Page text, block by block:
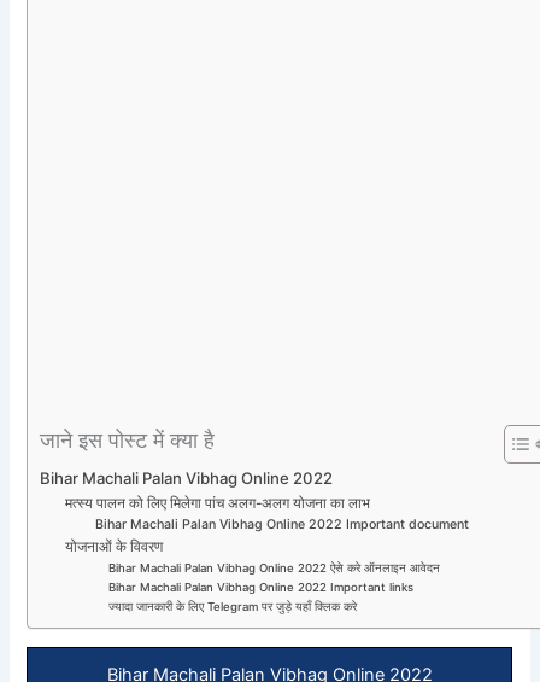
जाने इस पोस्ट में क्या है
Bihar Machali Palan Vibhag Online 2022
मत्स्य पालन को लिए मिलेगा पांच अलग-अलग योजना का लाभ
Bihar Machali Palan Vibhag Online 2022 Important document
योजनाओं के विवरण
Bihar Machali Palan Vibhag Online 2022 ऐसे करे ऑनलाइन आवेदन
Bihar Machali Palan Vibhag Online 2022 Important links
ज्यादा जानकारी के लिए Telegram पर जुड़े यहाँ क्लिक करे
Bihar Machali Palan Vibhag Online 2022